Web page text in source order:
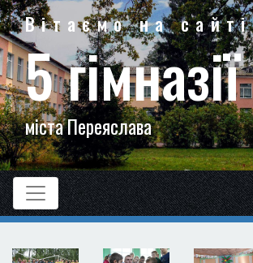
Вітаємо на сайті
5 гімназії
міста Переяслава